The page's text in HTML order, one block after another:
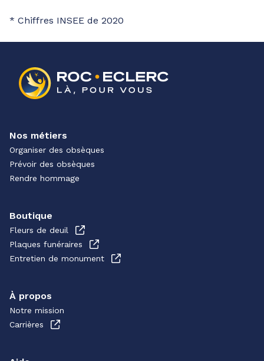
* Chiffres INSEE de 2020
Nos métiers
Organiser des obsèques
Prévoir des obsèques
Rendre hommage
Boutique
Fleurs de deuil
Plaques funéraires
Entretien de monument
À propos
Notre mission
Carrières